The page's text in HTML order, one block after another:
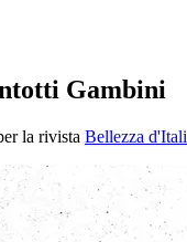
Gambini
la rivista Bellezza